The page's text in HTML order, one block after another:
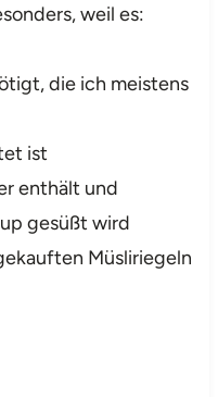
weil es:
die ich meistens
ist
enthält und
gesüßt wird
Müsliriegeln